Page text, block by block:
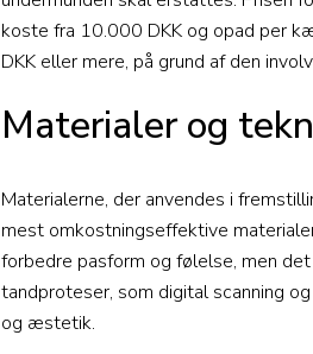
koste fra 10.000 DKK og opad per
DKK eller mere, på grund af den
Materialer og
Materialerne, der anvendes i
mest omkostningseffektive
forbedre pasform og følelse, men
tandproteser, som digital scanning
og æstetik.